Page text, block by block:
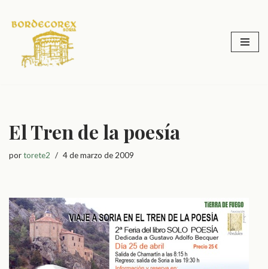
contenido
El Tren de la poesía
portorete2 4 de marzo de 2009